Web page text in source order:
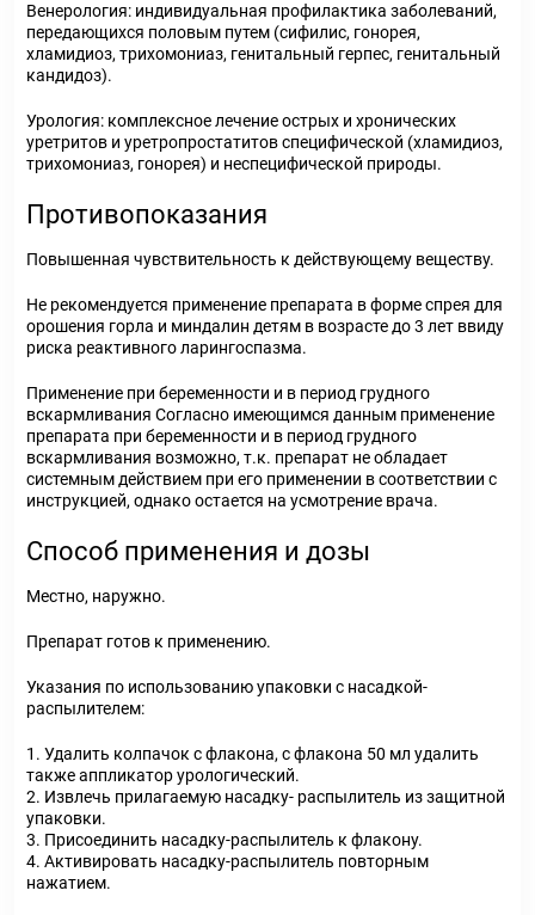
Венерология: индивидуальная профилактика заболеваний,
передающихся половым путем (сифилис, гонорея,
хламидиоз, трихомониаз, генитальный герпес, генитальный
кандидоз).
Урология: комплексное лечение острых и хронических
уретритов и уретропростатитов специфической (хламидиоз,
трихомониаз, гонорея) и неспецифической природы.
Противопоказания
Повышенная чувствительность к действующему веществу.
Не рекомендуется применение препарата в форме спрея для
орошения горла и миндалин детям в возрасте до 3 лет ввиду
риска реактивного ларингоспазма.
Применение при беременности и в период грудного
вскармливания Согласно имеющимся данным применение
препарата при беременности и в период грудного
вскармливания возможно, т.к. препарат не обладает
системным действием при его применении в соответствии с
инструкцией, однако остается на усмотрение врача.
Способ применения и дозы
Местно, наружно.
Препарат готов к применению.
Указания по использованию упаковки с насадкой-
распылителем:
1. Удалить колпачок с флакона, с флакона 50 мл удалить
также аппликатор урологический.
2. Извлечь прилагаемую насадку- распылитель из защитной
упаковки.
3. Присоединить насадку-распылитель к флакону.
4. Активировать насадку-распылитель повторным
нажатием.